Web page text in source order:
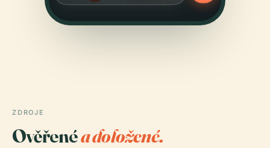
ZDROJE
Ověřenéa doložené.